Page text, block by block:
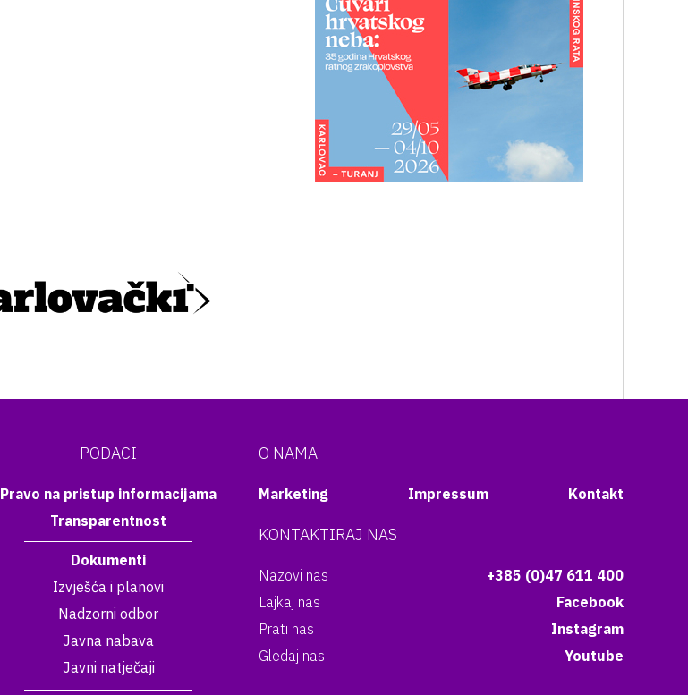
PODACI
Pravo na pristup informacijama
Transparentnost
Dokumenti
Izvješća i planovi
Nadzorni odbor
Javna nabava
Javni natječaji
O NAMA
Marketing Impressum Kontakt
KONTAKTIRAJ NAS
Nazovi nas
+385 (0)47 611 400
Lajkaj nas
Facebook
Prati nas
Instagram
Gledaj nas
Youtube